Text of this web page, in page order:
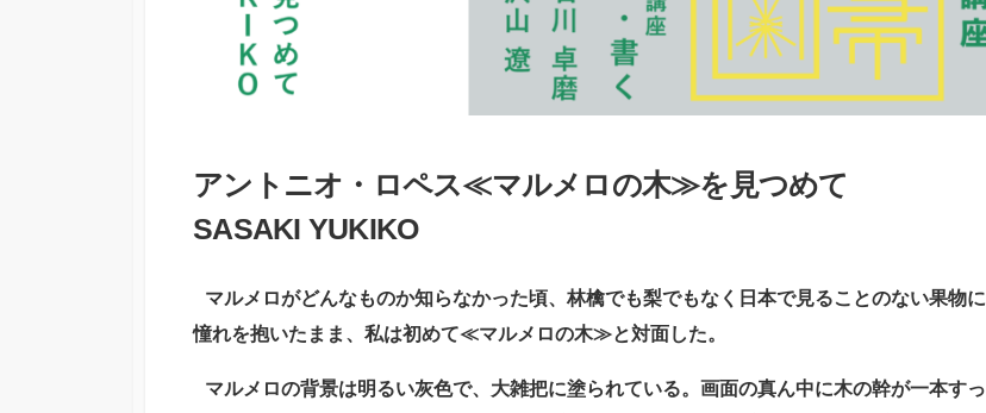
アントニオ・ロペス≪マルメロの木≫を見つめて
SASAKI YUKIKO
マルメロがどんなものか知らなかった頃、林檎でも梨でもなく日本で見ることのない果物に
憧れを抱いたまま、私は初めて≪マルメロの木≫と対面した。
マルメロの背景は明るい灰色で、大雑把に塗られている。画面の真ん中に木の幹が一本すっ